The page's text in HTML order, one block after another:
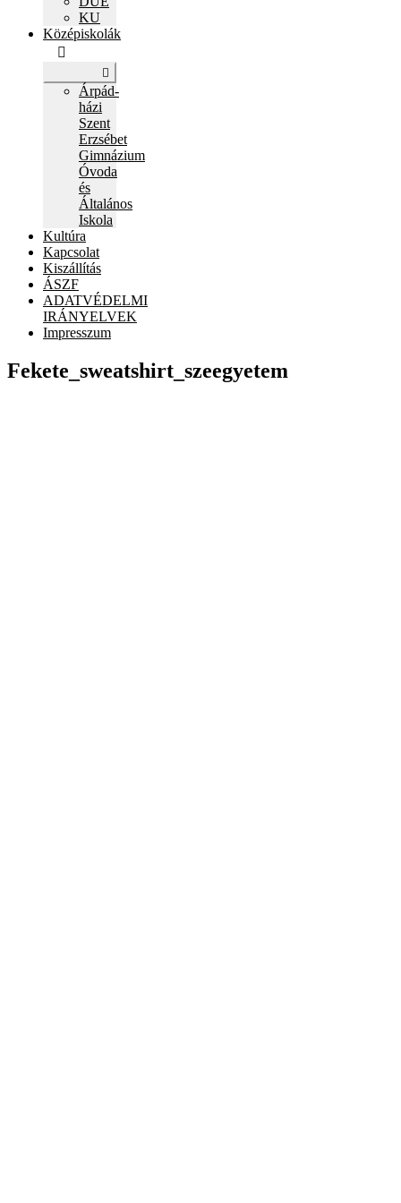
KU
Középiskolák
Expand
child
menu
Árpád-
házi
Szent
Erzsébet
Gimnázium
Óvoda
és
Általános
Iskola
Kultúra
Kapcsolat
Kiszállítás
ÁSZF
ADATVÉDELMI
IRÁNYELVEK
Impresszum
Fekete_sweatshirt_szeegyetem